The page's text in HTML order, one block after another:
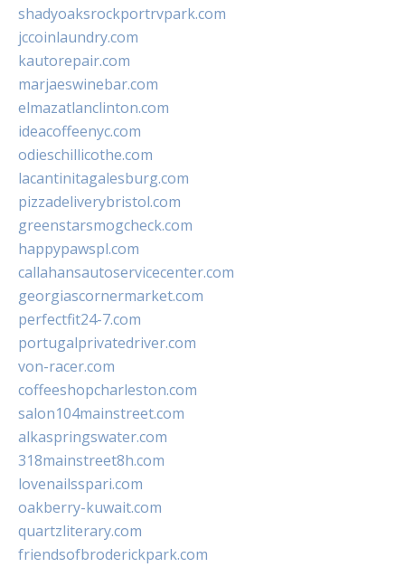
shadyoaksrockportrvpark.com
jccoinlaundry.com
kautorepair.com
marjaeswinebar.com
elmazatlanclinton.com
ideacoffeenyc.com
odieschillicothe.com
lacantinitagalesburg.com
pizzadeliverybristol.com
greenstarsmogcheck.com
happypawspl.com
callahansautoservicecenter.com
georgiascornermarket.com
perfectfit24-7.com
portugalprivatedriver.com
von-racer.com
coffeeshopcharleston.com
salon104mainstreet.com
alkaspringswater.com
318mainstreet8h.com
lovenailsspari.com
oakberry-kuwait.com
quartzliterary.com
friendsofbroderickpark.com